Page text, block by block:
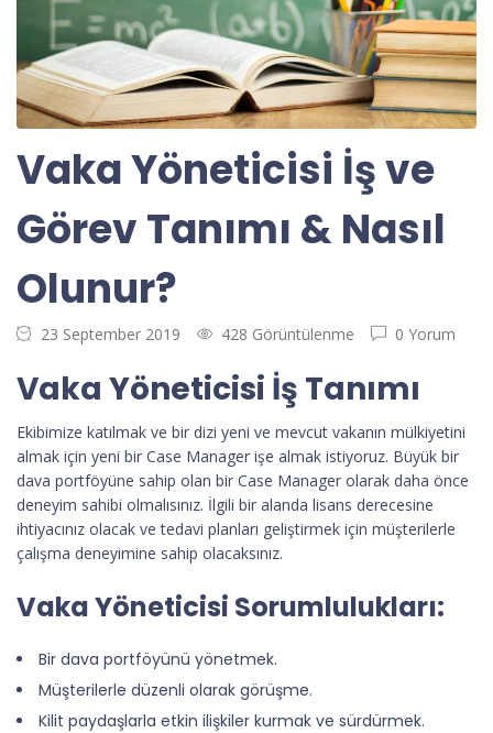
Vaka Yöneticisi İş ve
Görev Tanımı & Nasıl
Olunur?
23 September 2019 428 Görüntülenme 0 Yorum
Vaka Yöneticisi İş Tanımı
Ekibimize katılmak ve bir dizi yeni ve mevcut vakanın mülkiyetini
almak için yeni bir Case Manager işe almak istiyoruz. Büyük bir
dava portföyüne sahip olan bir Case Manager olarak daha önce
deneyim sahibi olmalısınız. İlgili bir alanda lisans derecesine
ihtiyacınız olacak ve tedavi planları geliştirmek için müşterilerle
çalışma deneyimine sahip olacaksınız.
Vaka Yöneticisi Sorumlulukları:
Bir dava portföyünü yönetmek.
Müşterilerle düzenli olarak görüşme.
Kilit paydaşlarla etkin ilişkiler kurmak ve sürdürmek.